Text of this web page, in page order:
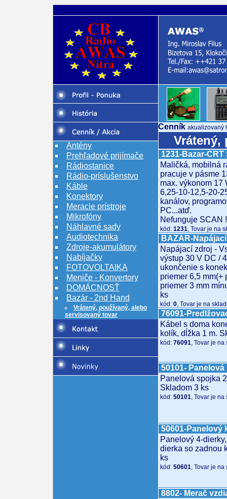
Antény
Prehľadové prijímače
Rádiostanice
Rádio-príslušenstvo
Káble
Konektory
Meracie prístroje
Mikrofóny
Náhlavné sady
Audiotechnika
Zdroje-akumulátory
Nabíjačky
FOTOVOLTAIKA
Meniče - Konvertory
DOMÁCNOSŤ
Bazár - 2nd Hand
Vrátený, používaný, alebo
servisovaný tovar
Cenník akualizovaný
Vrátený,
1231-Bazar-CRT
Maličká, mobilná
pracuje v pásme
max. výkonom 17
6,25-10-12,5-20-
kanálov,
PC...atď.
Nefunguje SCAN !
kód: 1231, Tovar je na
BAZAR-
Napájací zdroj -
výstup 30 V DC /
ukončenie s
priemer 6,5 mm(+
priemer 3 mm
ks
kód: 0, Tovar je na
76091-
Kábel s doma
kolík, dĺžka 1 m.
kód: 76091, Tovar je na
50101-
Panelová spojka
Skladom 3 ks
kód: 50101, Tovar je na
50601-Panelový
Panelový 4-
dierka so zadnou
ks
kód: 50601, Tovar je na
8802- Merač